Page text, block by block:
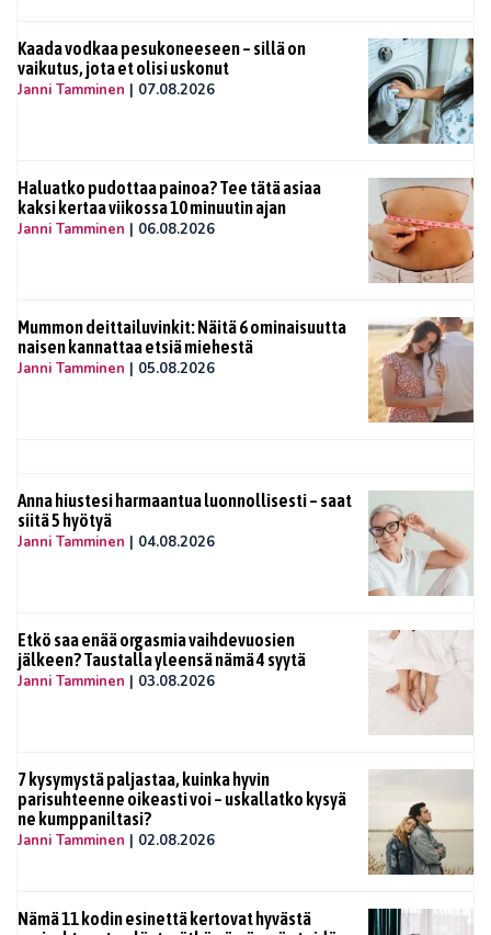
Kaada vodkaa pesukoneeseen – sillä on
vaikutus, jota et olisi uskonut
Janni Tamminen | 07.08.2026
Haluatko pudottaa painoa? Tee tätä asiaa
kaksi kertaa viikossa 10 minuutin ajan
Janni Tamminen | 06.08.2026
Mummon deittailuvinkit: Näitä 6 ominaisuutta
naisen kannattaa etsiä miehestä
Janni Tamminen | 05.08.2026
Anna hiustesi harmaantua luonnollisesti – saat
siitä 5 hyötyä
Janni Tamminen | 04.08.2026
Etkö saa enää orgasmia vaihdevuosien
jälkeen? Taustalla yleensä nämä 4 syytä
Janni Tamminen | 03.08.2026
7 kysymystä paljastaa, kuinka hyvin
parisuhteenne oikeasti voi – uskallatko kysyä
ne kumppaniltasi?
Janni Tamminen | 02.08.2026
Nämä 11 kodin esinettä kertovat hyvästä